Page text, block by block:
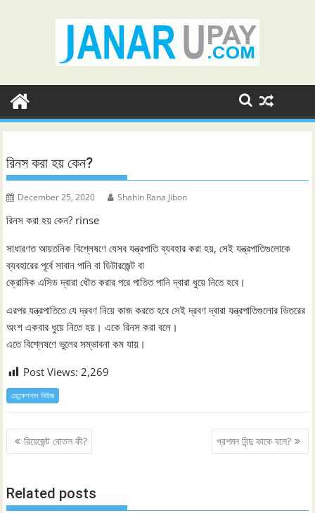
রিনস করা হয় কেন?
December 25, 2020 Shahin Rana Jibon
রিনস করা হয় কেন? rinse
সাধারণত আয়তনিক বিশ্লেষণে যেসব যন্ত্রপাতি ব্যবহার করা হয়, সেই যন্ত্রপাতিগুলোকে
ব্যবহারের পূর্বে সাবান পানি বা ডিটারজেন্ট বা
ক্রোমিক এসিড দ্বারা ধৌত করার পরে পাতিত পানি দ্বারা ধুয়ে নিতে হবে।
এরপর যন্ত্রপাতিতে যে দ্রবণ নিয়ে কাজ করতে হবে সেই দ্রবণ দ্বারা যন্ত্রপাতিগুলোর ভিতরের
অংশ একবার ধুয়ে নিতে হয়। একে রিনস করা বলে।
এতে বিশ্লেষণে ভুলের সম্ভাবনা কম যায়।
Post Views: 2,269
এডুকেশনাল নিউজ
Post
navigation
রিয়েজেন্ট বোতল কী? প্রশমন বিন্দু কাকে বলে?
Related posts